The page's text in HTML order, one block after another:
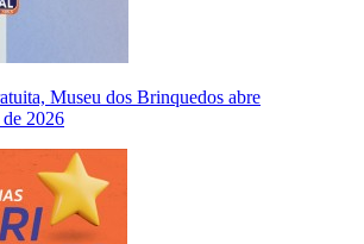
Museu dos Brinquedos abre
2026